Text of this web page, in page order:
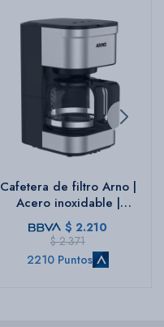
Cafetera de filtro Arno |
Acero inoxidable |
Capacidad 18 tazas | Con
portafiltro.
$ 2.210
$ 2.371
2210 Puntos